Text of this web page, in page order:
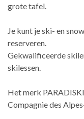
grote tafel.
Je kunt je ski- en
reserveren.
Gekwalificeerde
skilessen.
Het merk
Compagnie des